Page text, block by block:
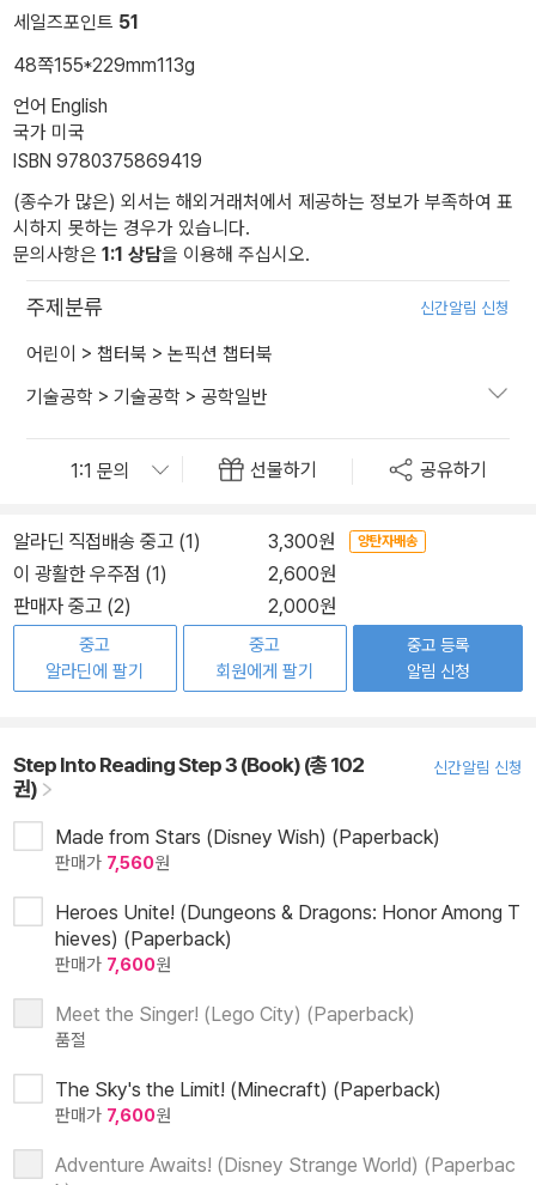
세일즈포인트 51
48쪽155*229mm113g
언어 English
국가 미국
ISBN 9780375869419
(종수가 많은) 외서는 해외거래처에서 제공하는 정보가 부족하여 표
시하지 못하는 경우가 있습니다.
문의사항은 1:1 상담을 이용해 주십시오.
주제분류 신간알림 신청
어린이 > 챕터북 > 논픽션 챕터북
기술공학 > 기술공학 > 공학일반
선물하기 공유하기
알라딘 직접배송 중고 (1) 3,300원 양탄자배송
이 광활한 우주점 (1)
2,600원
판매자 중고 (2)
2,000원
중고
알라딘에 팔기
중고
회원에게 팔기
중고 등록
알림 신청
Step Into Reading Step 3 (Book) (총 102
권)
신간알림 신청
Made from Stars (Disney Wish) (Paperback)
판매가 7,560원
Heroes Unite! (Dungeons & Dragons: Honor Among T
hieves) (Paperback)
판매가 7,600원
Meet the Singer! (Lego City) (Paperback)
품절
The Sky's the Limit! (Minecraft) (Paperback)
판매가 7,600원
Adventure Awaits! (Disney Strange World) (Paperbac